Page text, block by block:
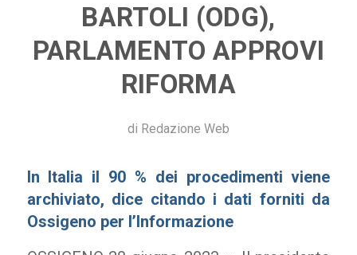
BARTOLI (ODG),
PARLAMENTO APPROVI
RIFORMA
di Redazione Web
In Italia il 90 % dei procedimenti viene
archiviato, dice citando i dati forniti da
Ossigeno per l’Informazione